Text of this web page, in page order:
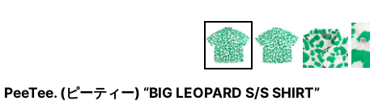
PeeTee. (ピーティー) “BIG LEOPARD S/S SHIRT”